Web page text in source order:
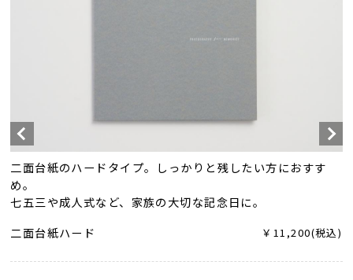
二面台紙のハードタイプ。しっかりと残したい方におすす
め。
七五三や成人式など、家族の大切な記念日に。
二面台紙ハード ￥11,200(税込)